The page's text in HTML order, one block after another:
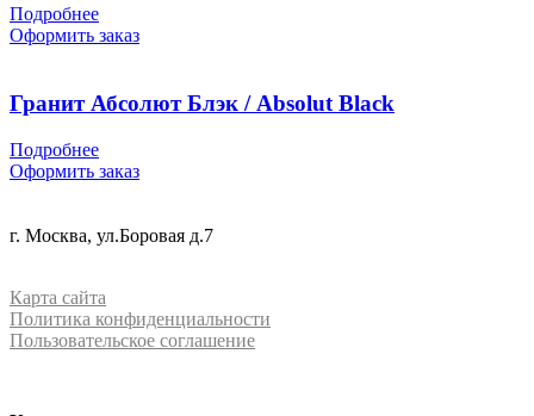
Подробнее
Оформить заказ
Гранит Абсолют Блэк / Absolut Black
Подробнее
Оформить заказ
г. Москва, ул.Боровая д.7
Карта сайта
Политика конфиденциальности
Пользовательское соглашение